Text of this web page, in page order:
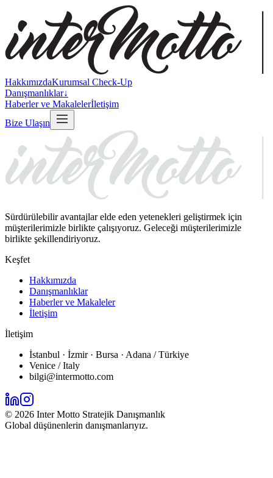
HakkımızdaKurumsal Check-Up
Danışmanlıklar↓
Haberler ve Makalelerİletişim
Bize Ulaşın
Sürdürülebilir avantajlar elde eden yetenekleri geliştirmek için
müşterilerimizle birlikte çalışıyoruz. Geleceği müşterilerimizle
birlikte şekillendiriyoruz.
Keşfet
Hakkımızda
Danışmanlıklar
Haberler ve Makaleler
İletişim
İletişim
İstanbul · İzmir · Bursa · Adana / Türkiye
Venice / Italy
bilgi@intermotto.com
© 2026 Inter Motto Stratejik Danışmanlık
Global düşünenlerin danışmanlarıyız.